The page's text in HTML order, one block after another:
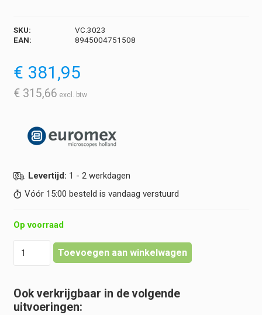
SKU:
VC.3023
EAN:
8945004751508
€ 381,95
€ 315,66
Levertijd: 1 - 2 werkdagen
Vóór 15:00 besteld is vandaag verstuurd
Op voorraad
kleurencamera
hoeveelheid
Toevoegen aan winkelwagen
Ook verkrijgbaar in de volgende
uitvoeringen: